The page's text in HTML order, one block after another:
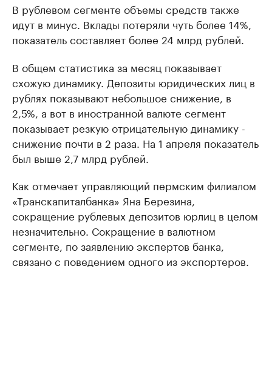
В рублевом сегменте объемы средств также
идут в минус. Вклады потеряли чуть более 14%,
показатель составляет более 24 млрд рублей.
В общем статистика за месяц показывает
схожую динамику. Депозиты юридических лиц в
рублях показывают небольшое снижение, в
2,5%, а вот в иностранной валюте сегмент
показывает резкую отрицательную динамику -
снижение почти в 2 раза. На 1 апреля показатель
был выше 2,7 млрд рублей.
Как отмечает управляющий пермским филиалом
«Транскапиталбанка» Яна Березина,
сокращение рублевых депозитов юрлиц в целом
незначительно. Сокращение в валютном
сегменте, по заявлению экспертов банка,
связано с поведением одного из экспортеров.